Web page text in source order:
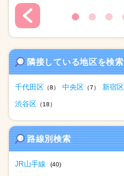
隣接している地区を検索
千代田区 （8） 中央区 （7） 新宿区
渋谷区 （18）
路線別検索
JR山手線 (40)